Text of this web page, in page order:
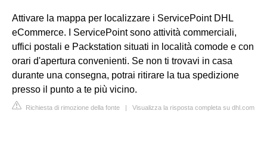
Attivare la mappa per localizzare i ServicePoint DHL
eCommerce. I ServicePoint sono attività commerciali,
uffici postali e Packstation situati in località comode e con
orari d'apertura convenienti. Se non ti trovavi in casa
durante una consegna, potrai ritirare la tua spedizione
presso il punto a te più vicino.
Richiesta di rimozione della fonte | Visualizza la risposta completa su dhl.com